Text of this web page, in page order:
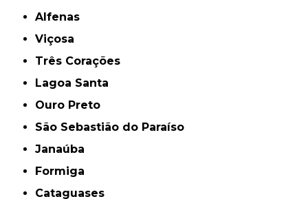
Alfenas
Viçosa
Três Corações
Lagoa Santa
Ouro Preto
São Sebastião do Paraíso
Janaúba
Formiga
Cataguases